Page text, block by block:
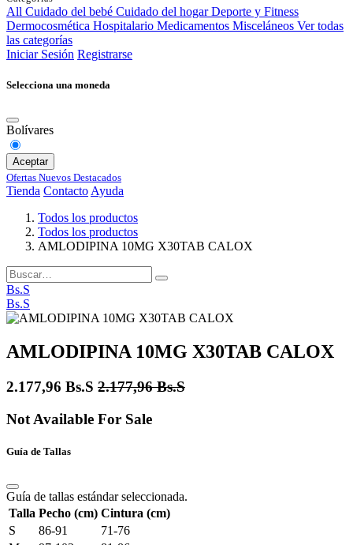
All Cuidado del bebé Cuidado del hogar Deporte y Fitness
Dermocosmética Hospitalario Medicamentos Misceláneos Ver todas
las categorías
Iniciar Sesión Registrarse
Selecciona una moneda
Bolívares
Aceptar
Ofertas Nuevos Destacados
Tienda Contacto Ayuda
Todos los productos
Todos los productos
AMLODIPINA 10MG X30TAB CALOX
Bs.S
Bs.S
AMLODIPINA 10MG X30TAB CALOX
2.177,96 Bs.S 2.177,96Bs.S
Not Available For Sale
Guía de Tallas
Guía de tallas estándar seleccionada.
Talla Pecho (cm) Cintura (cm)
S
86-91
71-76